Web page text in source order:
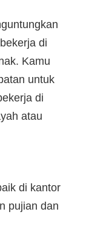
di
Kamu
untuk
di
atau
di kantor
pujian dan